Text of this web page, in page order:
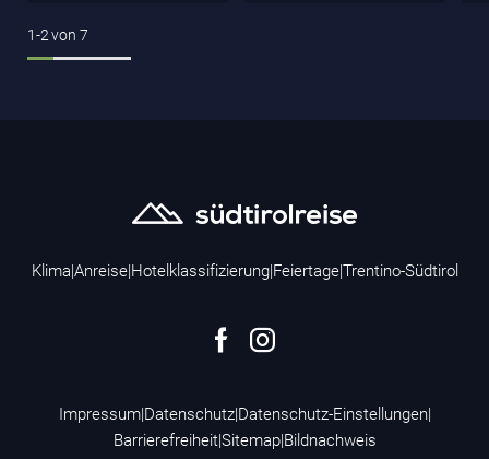
1-2von 7
Klima|Anreise|Hotelklassifizierung|Feiertage|Trentino-Südtirol
Impressum|Datenschutz|Datenschutz-Einstellungen|
Barrierefreiheit|Sitemap|Bildnachweis